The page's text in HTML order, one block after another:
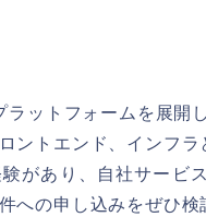
ットフォームを展開
ントエンド、インフラ
があり、自社サービ
への申し込みをぜひ検